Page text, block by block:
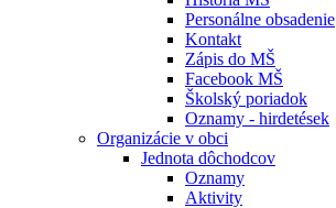
Personálne obsadenie
Kontakt
Zápis do MŠ
Facebook MŠ
Školský poriadok
Oznamy - hirdetések
Organizácie v obci
Jednota dôchodcov
Oznamy
Aktivity